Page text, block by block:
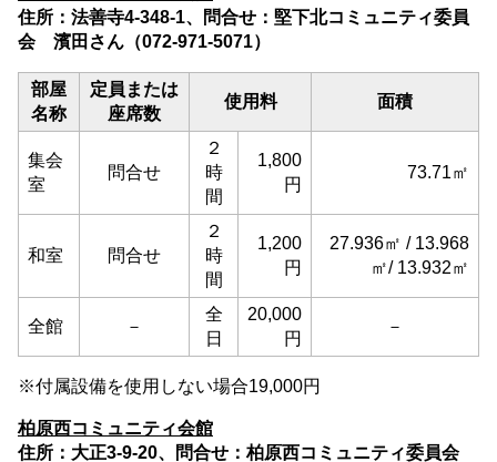
住所：法善寺4-348-1、問合せ：堅下北コミュニティ委員
会 濱田さん（072-971-5071）
部屋
名称
定員または
座席数
使用料 面積
集会
室
問合せ
２
時
間
1,800
円
73.71㎡
和室 問合せ
２
時
間
1,200
円
27.936㎡ / 13.968
㎡/ 13.932㎡
全館 －
全
日
20,000
円
－
※付属設備を使用しない場合19,000円
柏原西コミュニティ会館
住所：大正3-9-20、問合せ：柏原西コミュニティ委員会